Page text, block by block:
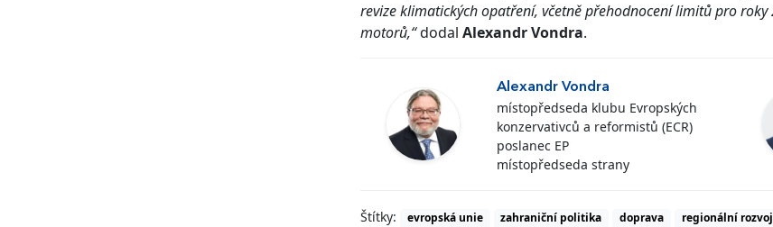
revize klimatických opatření, včetně přehodnocení limitů pro
motorů,“dodal Alexandr Vondra.
Alexandr Vondra
místopředseda klubu Evropských
konzervativců a reformistů (ECR)
poslanec EP
místopředseda strany
Štítky: evropská unie zahraniční politika doprava regionální rozvoj